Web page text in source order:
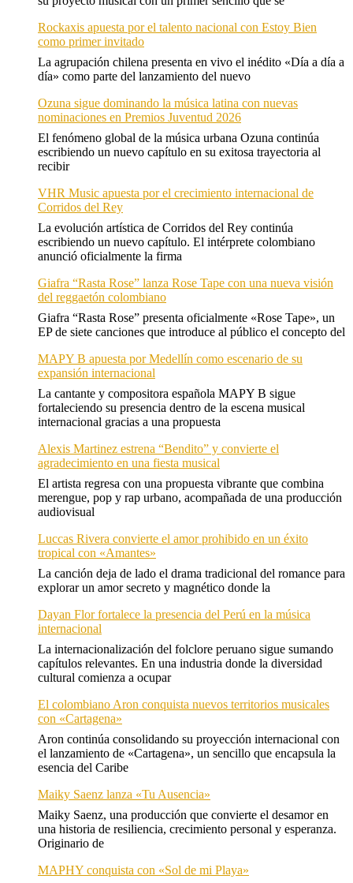
Rockaxis apuesta por el talento nacional con Estoy Bien
como primer invitado
La agrupación chilena presenta en vivo el inédito «Día a día a
día» como parte del lanzamiento del nuevo
Ozuna sigue dominando la música latina con nuevas
nominaciones en Premios Juventud 2026
El fenómeno global de la música urbana Ozuna continúa
escribiendo un nuevo capítulo en su exitosa trayectoria al
recibir
VHR Music apuesta por el crecimiento internacional de
Corridos del Rey
La evolución artística de Corridos del Rey continúa
escribiendo un nuevo capítulo. El intérprete colombiano
anunció oficialmente la firma
Giafra “Rasta Rose” lanza Rose Tape con una nueva visión
del reggaetón colombiano
Giafra “Rasta Rose” presenta oficialmente «Rose Tape», un
EP de siete canciones que introduce al público el concepto del
MAPY B apuesta por Medellín como escenario de su
expansión internacional
La cantante y compositora española MAPY B sigue
fortaleciendo su presencia dentro de la escena musical
internacional gracias a una propuesta
Alexis Martinez estrena “Bendito” y convierte el
agradecimiento en una fiesta musical
El artista regresa con una propuesta vibrante que combina
merengue, pop y rap urbano, acompañada de una producción
audiovisual
Luccas Rivera convierte el amor prohibido en un éxito
tropical con «Amantes»
La canción deja de lado el drama tradicional del romance para
explorar un amor secreto y magnético donde la
Dayan Flor fortalece la presencia del Perú en la música
internacional
La internacionalización del folclore peruano sigue sumando
capítulos relevantes. En una industria donde la diversidad
cultural comienza a ocupar
El colombiano Aron conquista nuevos territorios musicales
con «Cartagena»
Aron continúa consolidando su proyección internacional con
el lanzamiento de «Cartagena», un sencillo que encapsula la
esencia del Caribe
Maiky Saenz lanza «Tu Ausencia»
Maiky Saenz, una producción que convierte el desamor en
una historia de resiliencia, crecimiento personal y esperanza.
Originario de
MAPHY conquista con «Sol de mi Playa»